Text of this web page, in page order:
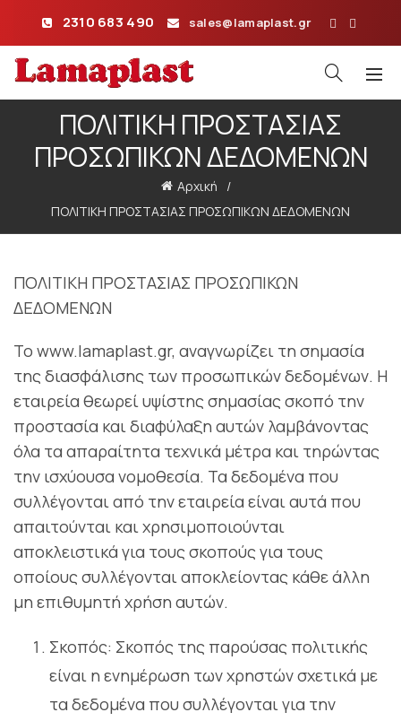
2310 683 490 sales@lamaplast.gr
ΠΟΛΙΤΙΚΗ ΠΡΟΣΤΑΣΙΑΣ
ΠΡΟΣΩΠΙΚΩΝ ΔΕΔΟΜΕΝΩΝ
Αρχική
ΠΟΛΙΤΙΚΗ ΠΡΟΣΤΑΣΙΑΣ ΠΡΟΣΩΠΙΚΩΝ ΔΕΔΟΜΕΝΩΝ
ΠΟΛΙΤΙΚΗ ΠΡΟΣΤΑΣΙΑΣ ΠΡΟΣΩΠΙΚΩΝ
ΔΕΔΟΜΕΝΩΝ
Το www.lamaplast.gr, αναγνωρίζει τη σημασία
της διασφάλισης των προσωπικών δεδομένων. Η
εταιρεία θεωρεί υψίστης σημασίας σκοπό την
προστασία και διαφύλαξη αυτών λαμβάνοντας
όλα τα απαραίτητα τεχνικά μέτρα και τηρώντας
την ισχύουσα νομοθεσία. Τα δεδομένα που
συλλέγονται από την εταιρεία είναι αυτά που
απαιτούνται και χρησιμοποιούνται
αποκλειστικά για τους σκοπούς για τους
οποίους συλλέγονται αποκλείοντας κάθε άλλη
μη επιθυμητή χρήση αυτών.
Σκοπός: Σκοπός της παρούσας πολιτικής
είναι η ενημέρωση των χρηστών σχετικά με
τα δεδομένα που συλλέγονται για την